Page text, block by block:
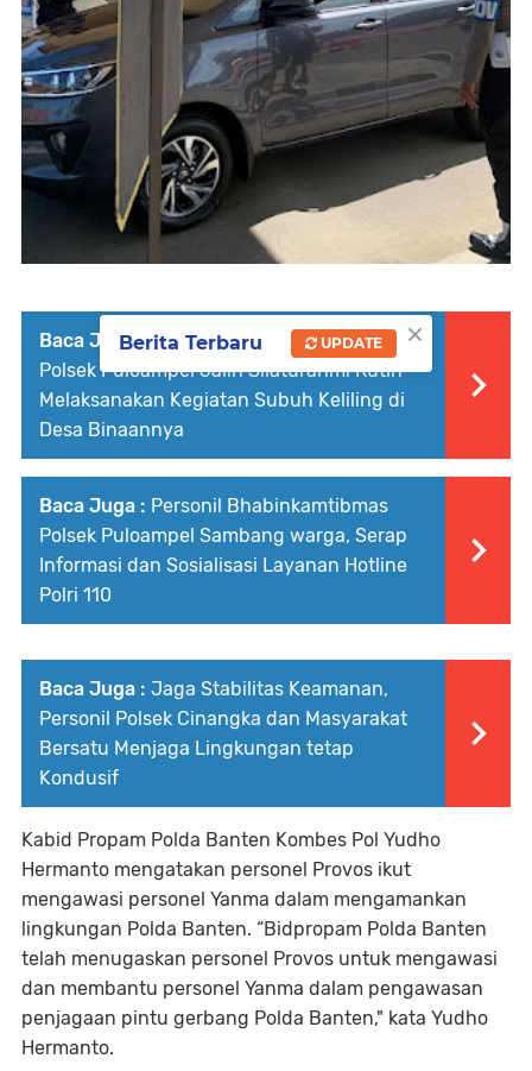
Baca Juga : Personil Bhabinkamtibmas
Polsek Puloampel Jalin Silaturahmi Rutin
Melaksanakan Kegiatan Subuh Keliling di
Desa Binaannya
Baca Juga : Personil Bhabinkamtibmas
Polsek Puloampel Sambang warga, Serap
Informasi dan Sosialisasi Layanan Hotline
Polri 110
Baca Juga : Jaga Stabilitas Keamanan,
Personil Polsek Cinangka dan Masyarakat
Bersatu Menjaga Lingkungan tetap
Kondusif
Kabid Propam Polda Banten Kombes Pol Yudho
Hermanto mengatakan personel Provos ikut
mengawasi personel Yanma dalam mengamankan
lingkungan Polda Banten. “Bidpropam Polda Banten
telah menugaskan personel Provos untuk mengawasi
dan membantu personel Yanma dalam pengawasan
penjagaan pintu gerbang Polda Banten," kata Yudho
Hermanto.
×
Berita Terbaru UPDATE